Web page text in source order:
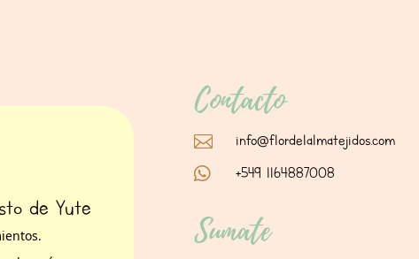
de Yute
Contacto

info@flordelalmatejidos.com

+549 1164887008
Sumate